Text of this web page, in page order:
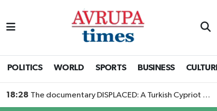
POLITICS WORLD SPORTS BUSINESS
18:28 The documentary DISPLACED: A Turkish Cypriot Story is now available to watch
Nöbetçi Eczaneler